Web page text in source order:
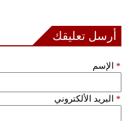
أرسل تعليقك
الإسم *
البريد الألكتروني *